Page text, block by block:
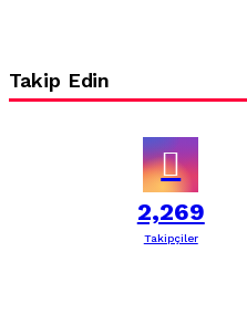
Takip Edin
2,269
Takipçiler